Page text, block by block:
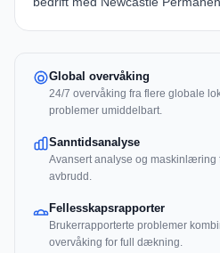
Global overvåking
24/7 overvåking fra flere globale
problemer umiddelbart.
Sanntidsanalyse
Avansert analyse og maskinlæring
avbrudd.
Fellesskapsrapporter
Brukerrapporterte problemer
overvåking for full dækning.